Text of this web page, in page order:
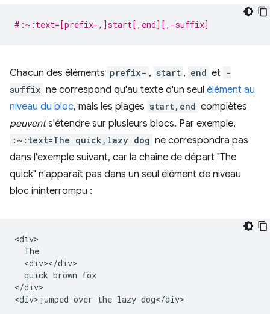
#:~:text=[prefix-,]start[,end][,-suffix]
Chacun des éléments prefix- , start , end et -
suffix ne correspond qu'au texte d'un seul élément au
niveau du bloc, mais les plages start,end complètes
peuvents'étendre sur plusieurs blocs. Par exemple,
:~:text=The quick,lazy dog ne correspondra pas
dans l'exemple suivant, car la chaîne de départ "The
quick" n'apparaît pas dans un seul élément de niveau
bloc ininterrompu :
<div>
  The
  <div></div>
  quick brown fox
</div>